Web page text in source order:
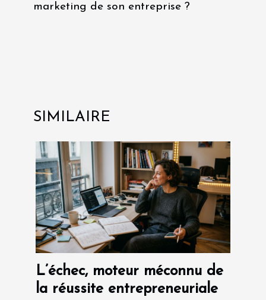
marketing de son entreprise ?
SIMILAIRE
L’échec, moteur méconnu de
la réussite entrepreneuriale